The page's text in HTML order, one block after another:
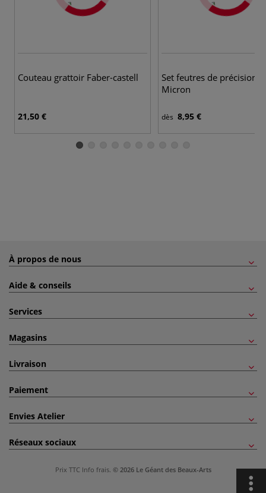
Couteau grattoir Faber-castell
21,50 €
Set feutres de précision
Micron
dès 8,95 €
À propos de nous
Aide & conseils
Services
Magasins
Livraison
Paiement
Envies Atelier
Réseaux sociaux
Prix TTC Info frais. © 2026 Le Géant des Beaux-Arts